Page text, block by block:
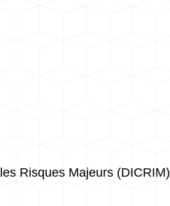
Risques Majeurs (DICRIM)